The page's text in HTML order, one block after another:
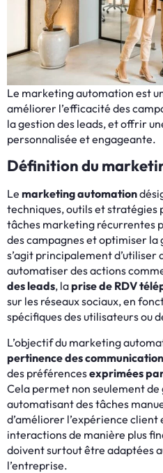
Le marketing automation est
améliorer l’efficacité des
la gestion des leads, et offrir
personnalisée et engageante.
Définition du
Le marketing automation
techniques, outils et stratégies
tâches marketing récurrentes
des campagnes et optimiser
s’agit principalement d’utiliser
automatiser des actions
des leads, laprise de RDV
sur les réseaux sociaux, en
spécifiques des utilisateurs ou
L’objectif du marketing
pertinence des
des préférencesexprimées
Cela permet non seulement de
automatisant des tâches
d’améliorer l’expérience
interactions de manière plus
doivent surtout être adaptées
l’entreprise.